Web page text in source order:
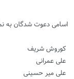
اسامی دعوت شدگان به
کوروش شریف
علی عمرانی
علی میر حسینی